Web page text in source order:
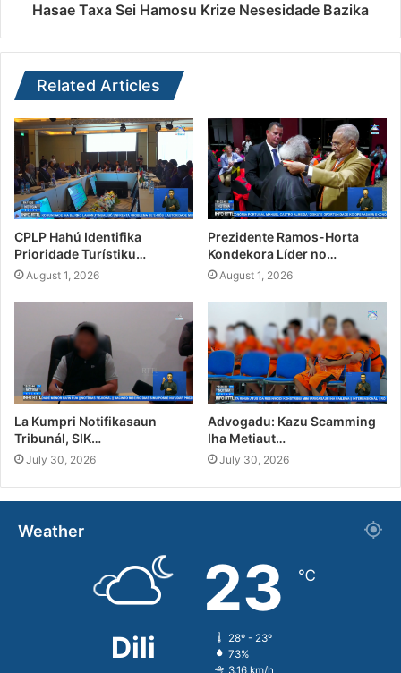
Hasae Taxa Sei Hamosu Krize Nesesidade Bazika
Related Articles
CPLP Hahú Identifika
Prioridade Turístiku…
August 1, 2026
Prezidente Ramos-Horta
Kondekora Líder no…
August 1, 2026
La Kumpri Notifikasaun
Tribunál, SIK…
July 30, 2026
Advogadu: Kazu Scamming
Iha Metiaut…
July 30, 2026
Weather
Dili
23 ℃
28º - 23º
73%
3.16 km/h